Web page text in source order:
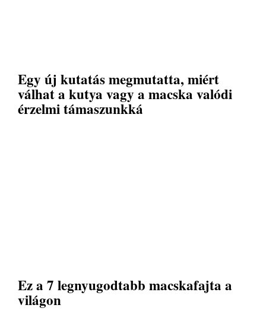
Egy új kutatás megmutatta, miért
válhat a kutya vagy a macska valódi
érzelmi támaszunkká
Ez a 7 legnyugodtabb macskafajta a
világon